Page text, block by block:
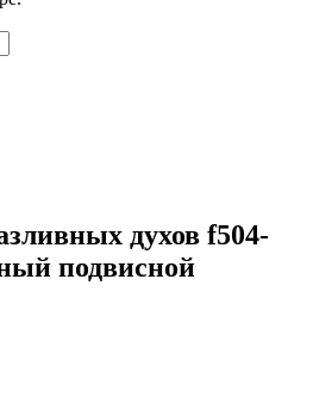
духов f504-
подвисной